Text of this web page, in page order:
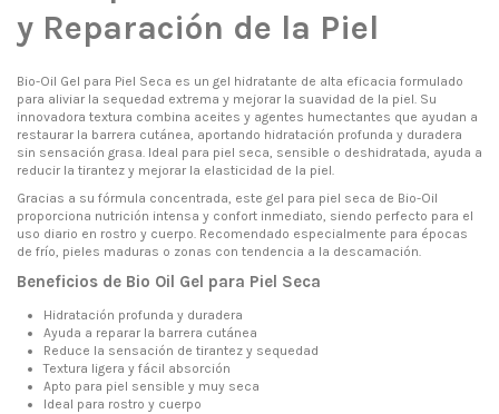
y Reparación de la Piel
Bio-Oil Gel para Piel Seca es un gel hidratante de alta eficacia formulado
para aliviar la sequedad extrema y mejorar la suavidad de la piel. Su
innovadora textura combina aceites y agentes humectantes que ayudan a
restaurar la barrera cutánea, aportando hidratación profunda y duradera
sin sensación grasa. Ideal para piel seca, sensible o deshidratada, ayuda a
reducir la tirantez y mejorar la elasticidad de la piel.
Gracias a su fórmula concentrada, este gel para piel seca de Bio-Oil
proporciona nutrición intensa y confort inmediato, siendo perfecto para el
uso diario en rostro y cuerpo. Recomendado especialmente para épocas
de frío, pieles maduras o zonas con tendencia a la descamación.
Beneficios de Bio Oil Gel para Piel Seca
Hidratación profunda y duradera
Ayuda a reparar la barrera cutánea
Reduce la sensación de tirantez y sequedad
Textura ligera y fácil absorción
Apto para piel sensible y muy seca
Ideal para rostro y cuerpo